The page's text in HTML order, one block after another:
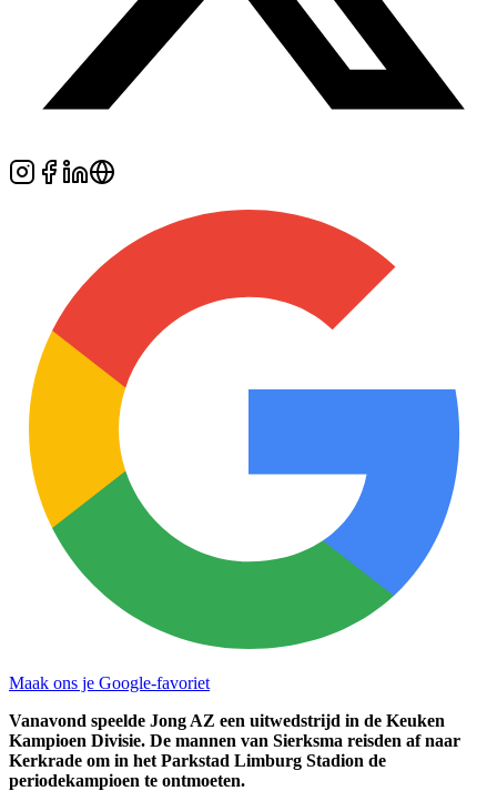
Maak ons je Google-favoriet
Vanavond speelde Jong AZ een uitwedstrijd in de Keuken
Kampioen Divisie. De mannen van Sierksma reisden af naar
Kerkrade om in het Parkstad Limburg Stadion de
periodekampioen te ontmoeten.